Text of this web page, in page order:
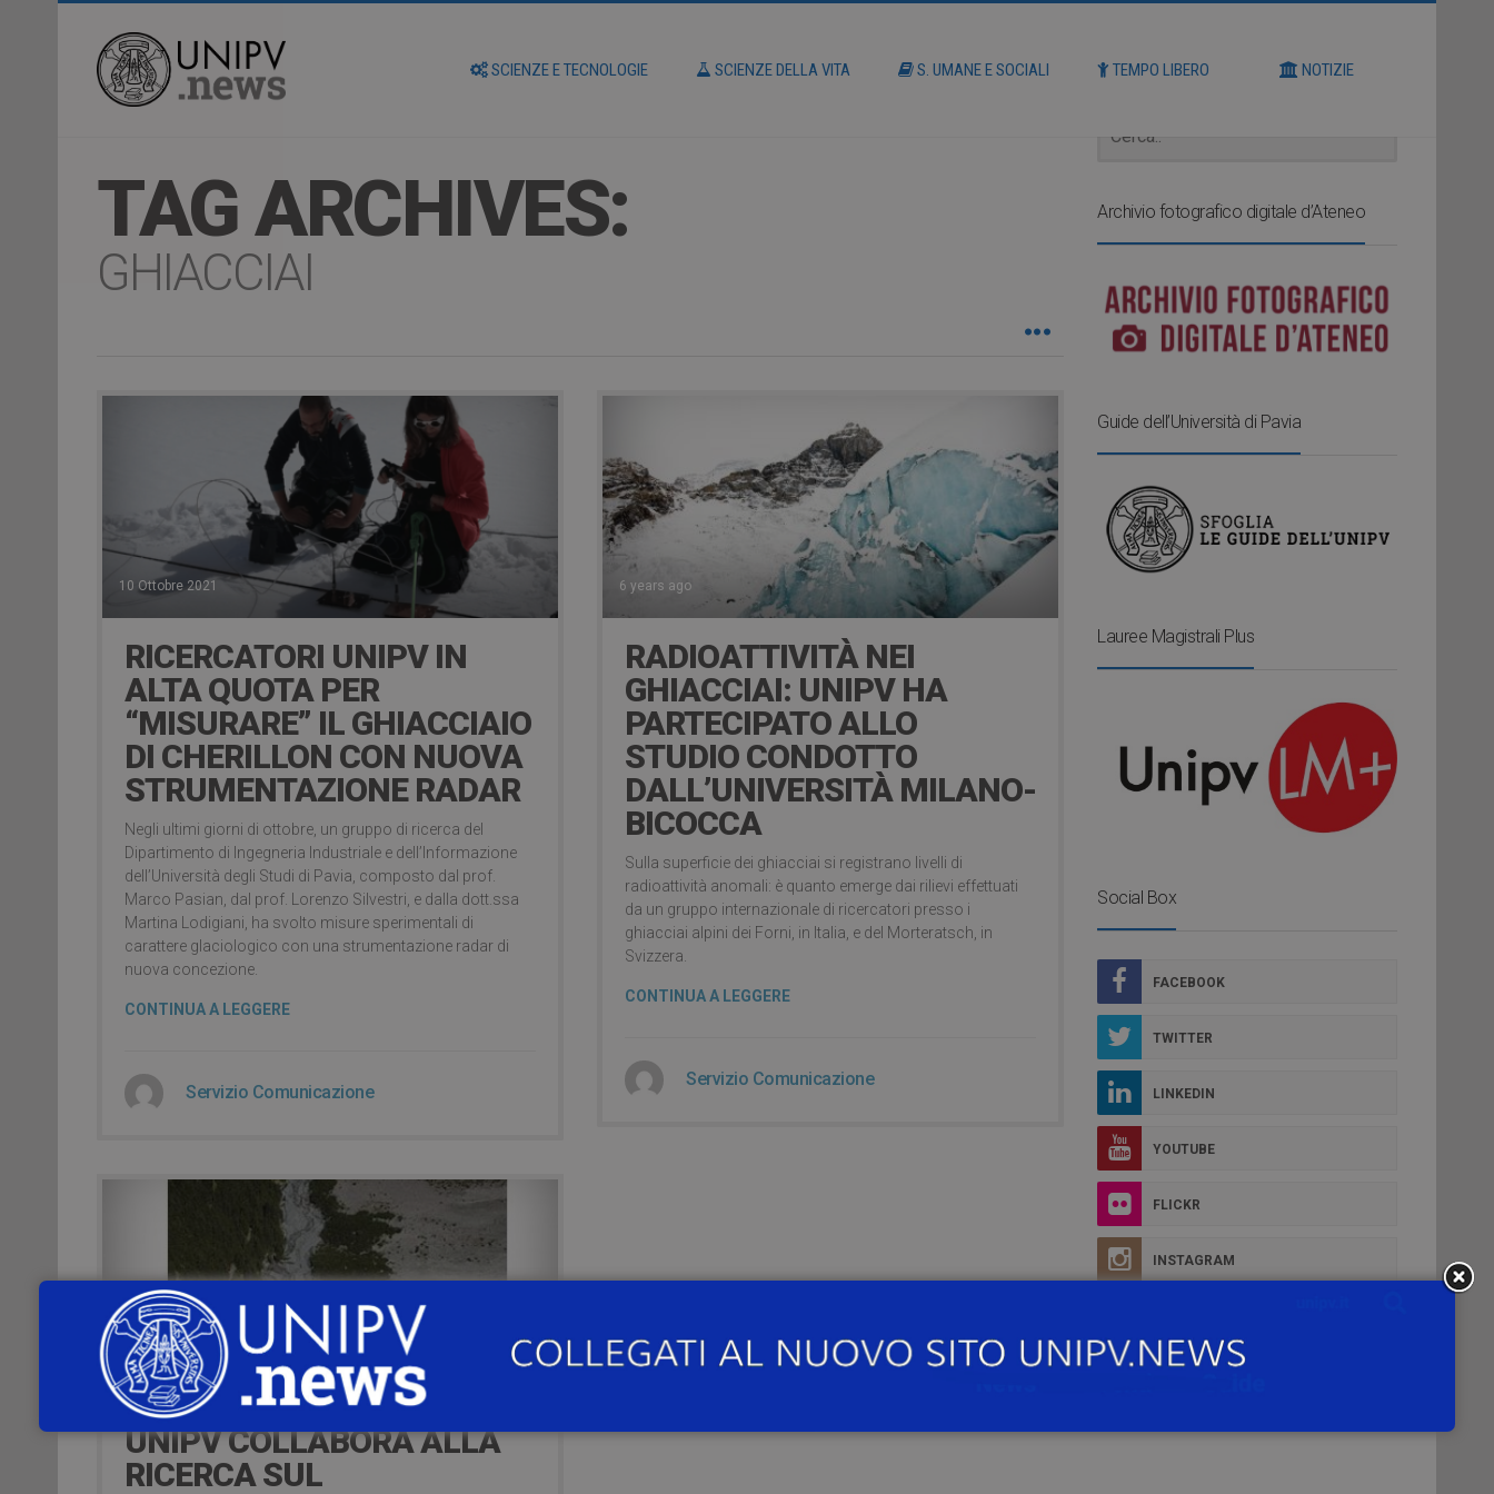
SCIENZE E TECNOLOGIE SCIENZE DELLA VITA S. UMANE E SOCIALI TEMPO LIBERO NOTIZIE
TAG ARCHIVES:
GHIACCIAI
10 Ottobre 2021
RICERCATORI UNIPV IN
ALTA QUOTA PER
“MISURARE” IL GHIACCIAIO
DI CHERILLON CON NUOVA
STRUMENTAZIONE RADAR
Negli ultimi giorni di ottobre, un gruppo di ricerca del
Dipartimento di Ingegneria Industriale e dell’Informazione
dell’Università degli Studi di Pavia, composto dal prof.
Marco Pasian, dal prof. Lorenzo Silvestri, e dalla dott.ssa
Martina Lodigiani, ha svolto misure sperimentali di
carattere glaciologico con una strumentazione radar di
nuova concezione.
CONTINUA A LEGGERE
Servizio Comunicazione
6 years ago
RADIOATTIVITÀ NEI
GHIACCIAI: UNIPV HA
PARTECIPATO ALLO
STUDIO CONDOTTO
DALL’UNIVERSITÀ MILANO-
BICOCCA
Sulla superficie dei ghiacciai si registrano livelli di
radioattività anomali: è quanto emerge dai rilievi effettuati
da un gruppo internazionale di ricercatori presso i
ghiacciai alpini dei Forni, in Italia, e del Morteratsch, in
Svizzera.
CONTINUA A LEGGERE
Servizio Comunicazione
10 years ago
UNIPV COLLABORA ALLA
RICERCA SUL
Archivio fotografico digitale d’Ateneo
Guide dell’Università di Pavia
Lauree Magistrali Plus
Social Box
FACEBOOK
TWITTER
LINKEDIN
YOUTUBE
FLICKR
INSTAGRAM